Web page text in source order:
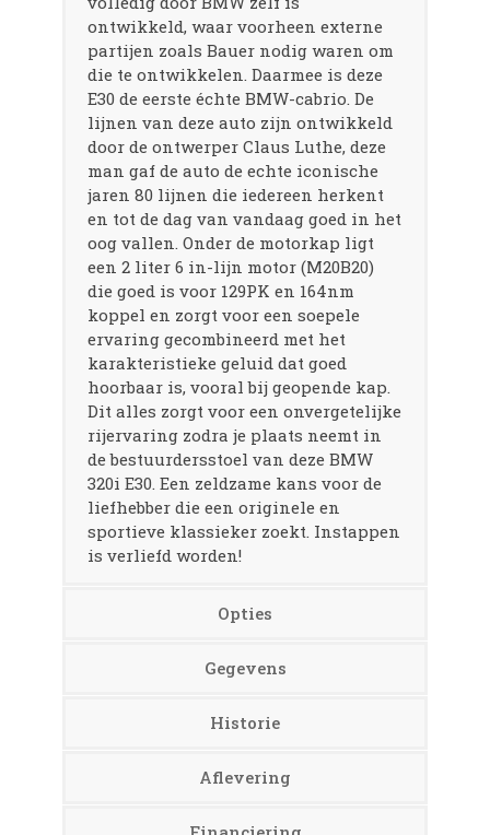
ontwikkeld, waar voorheen externe
partijen zoals Bauer nodig waren om
die te ontwikkelen. Daarmee is deze
E30 de eerste échte BMW-cabrio. De
lijnen van deze auto zijn ontwikkeld
door de ontwerper Claus Luthe, deze
man gaf de auto de echte iconische
jaren 80 lijnen die iedereen herkent
en tot de dag van vandaag goed in het
oog vallen. Onder de motorkap ligt
een 2 liter 6 in-lijn motor (M20B20)
die goed is voor 129PK en 164nm
koppel en zorgt voor een soepele
ervaring gecombineerd met het
karakteristieke geluid dat goed
hoorbaar is, vooral bij geopende kap.
Dit alles zorgt voor een onvergetelijke
rijervaring zodra je plaats neemt in
de bestuurdersstoel van deze BMW
320i E30. Een zeldzame kans voor de
liefhebber die een originele en
sportieve klassieker zoekt. Instappen
is verliefd worden!
Opties
Gegevens
Historie
Aflevering